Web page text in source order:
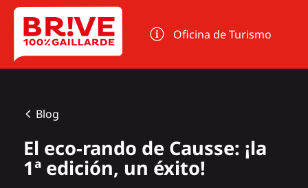
Panel de gestión de cookies
Oficina de Turismo
Blog
El eco-rando de Causse: ¡la
1ª edición, un éxito!